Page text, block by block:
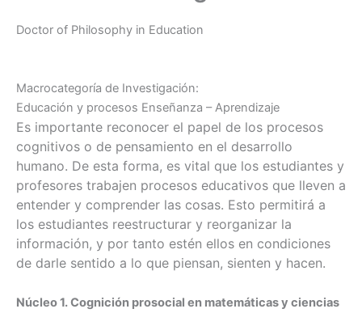
Doctor of Philosophy in Education
Macrocategoría de Investigación:
Educación y procesos Enseñanza – Aprendizaje
Es importante reconocer el papel de los procesos
cognitivos o de pensamiento en el desarrollo
humano. De esta forma, es vital que los estudiantes y
profesores trabajen procesos educativos que lleven a
entender y comprender las cosas. Esto permitirá a
los estudiantes reestructurar y reorganizar la
información, y por tanto estén ellos en condiciones
de darle sentido a lo que piensan, sienten y hacen.
Núcleo 1. Cognición prosocial en matemáticas y ciencias